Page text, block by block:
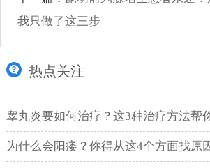
我只做了这三步
热点关注
睾丸炎要如何治疗？这3种治疗方法帮
为什么会阳痿？你得从这4个方面找原